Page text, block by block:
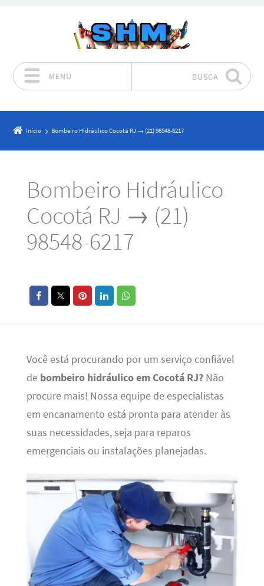
MENU BUSCA
Início Bombeiro Hidráulico Cocotá RJ → (21) 98548-6217
Bombeiro Hidráulico
Cocotá RJ → (21)
98548-6217
Você está procurando por um serviço confiável
de bombeiro hidráulico em Cocotá RJ?Não
procure mais! Nossa equipe de especialistas
em encanamento está pronta para atender às
suas necessidades, seja para reparos
emergenciais ou instalações planejadas.